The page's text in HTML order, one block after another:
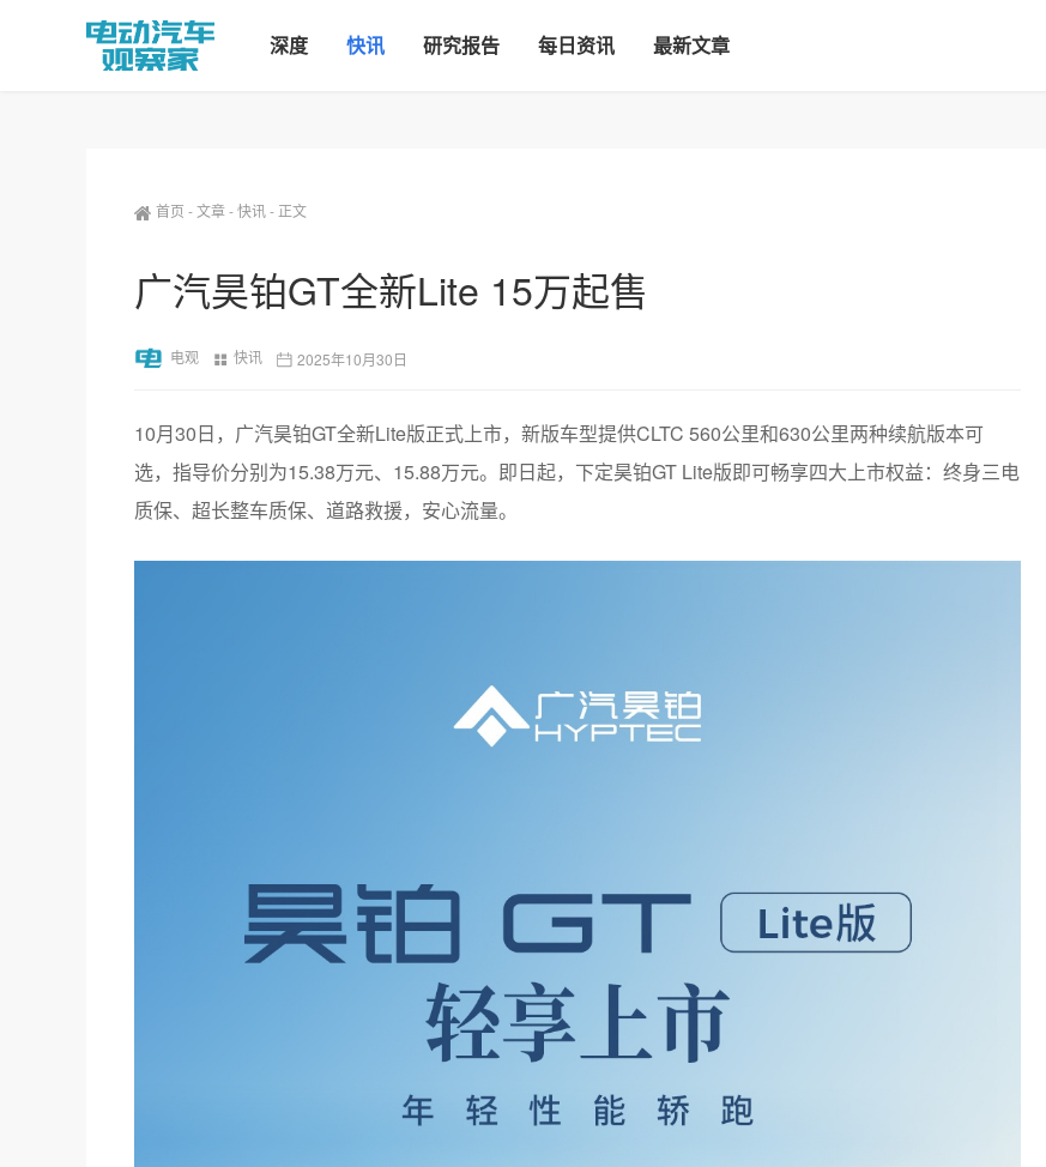
深度 快讯 研究报告 每日资讯 最新文章
首页 -文章-快讯- 正文
广汽昊铂GT全新Lite 15万起售
电观 快讯 2025年10月30日
10月30日，广汽昊铂GT全新Lite版正式上市，新版车型提供CLTC 560公里和630公里两种续航版本可
选，指导价分别为15.38万元、15.88万元。即日起，下定昊铂GT Lite版即可畅享四大上市权益：终身三电
质保、超长整车质保、道路救援，安心流量。